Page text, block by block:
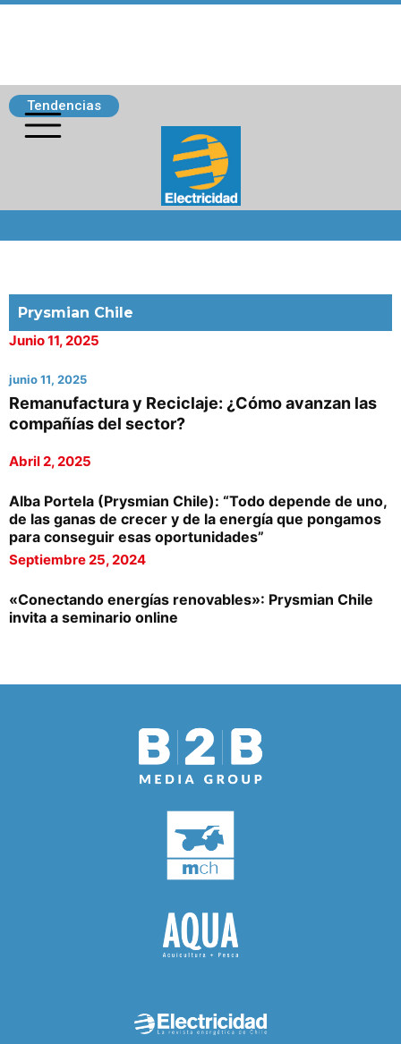
Tendencias
Prysmian Chile
Junio 11, 2025
junio 11, 2025
Remanufactura y Reciclaje: ¿Cómo avanzan las
compañías del sector?
Abril 2, 2025
Alba Portela (Prysmian Chile): “Todo depende de uno,
de las ganas de crecer y de la energía que pongamos
para conseguir esas oportunidades”
Septiembre 25, 2024
«Conectando energías renovables»: Prysmian Chile
invita a seminario online